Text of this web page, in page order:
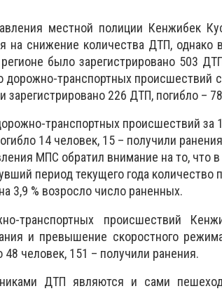
местной полиции Кенжибек
на снижение количества ДТП, однако
было зарегистрировано 503
дорожно-транспортных происшествий
зарегистрировано 226 ДТП, погибло –
транспортных происшествий за
14 человек, 15 – получили
МПС обратил внимание на то, что
период текущего года​ количество
3,9 % возросло число раненных.
транспортных происшествий
и превышение скоростного
48 человек, 151 – получили ранения.
ДТП являются и сами